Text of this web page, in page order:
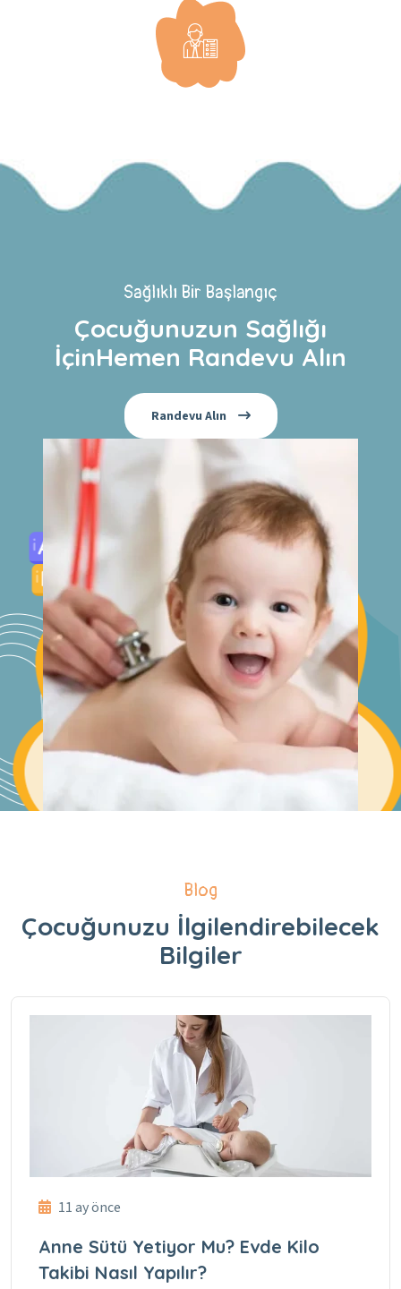
Sağlıklı Bir Başlangıç
Çocuğunuzun Sağlığı
İçinHemen Randevu Alın
Randevu Alın
Blog
Çocuğunuzu İlgilendirebilecek
Bilgiler
11 ay önce
Anne Sütü Yetiyor Mu? Evde Kilo
Takibi Nasıl Yapılır?